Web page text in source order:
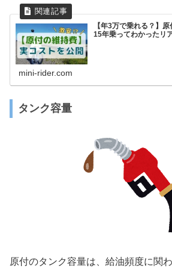
【年3万で乗れる？】
15年乗ってわかったリ
mini-rider.com
タンク容量
原付のタンク容量は、給油頻度に関わ